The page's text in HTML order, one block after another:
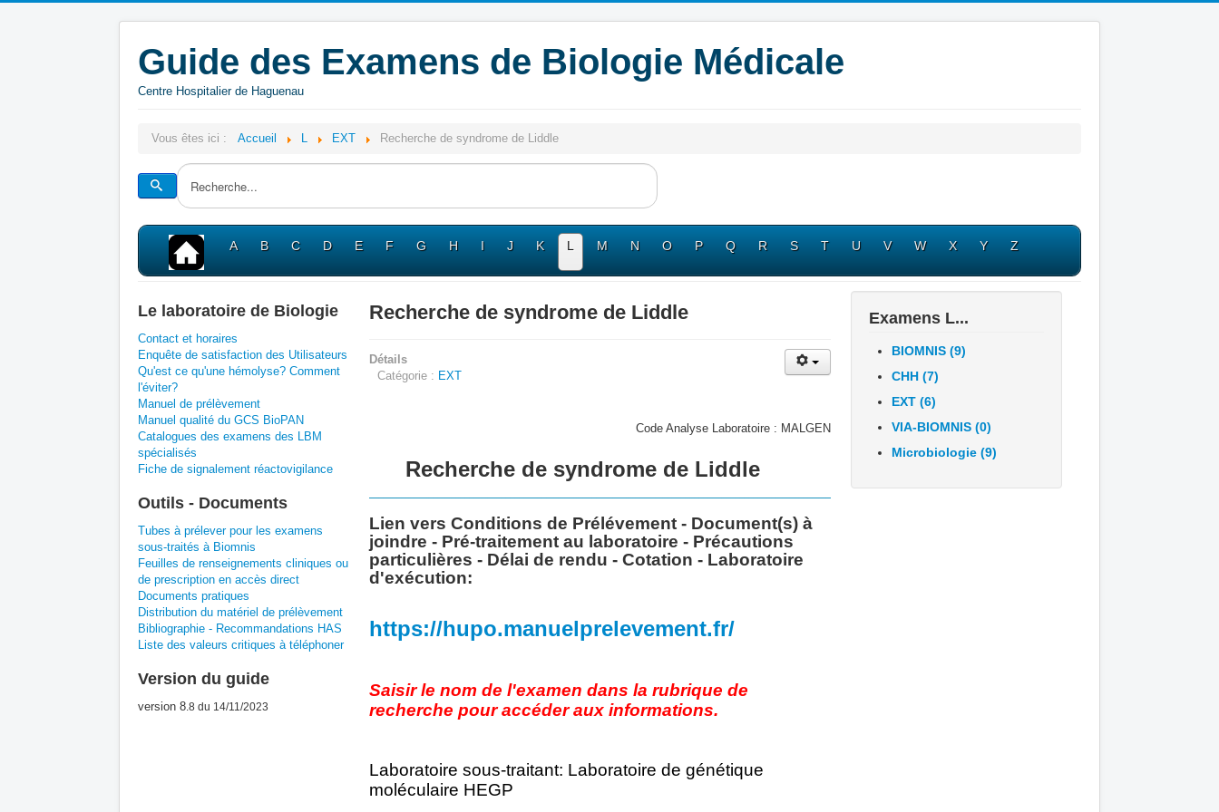
Guide des Examens de Biologie Médicale
Centre Hospitalier de Haguenau
Vous êtes ici : Accueil L EXT Recherche de syndrome de Liddle
A B C D E F G H I J K L M N O P Q R S T U V W X Y Z
Le laboratoire de Biologie
Contact et horaires
Enquête de satisfaction des Utilisateurs
Qu'est ce qu'une hémolyse? Comment
l'éviter?
Manuel de prélèvement
Manuel qualité du GCS BioPAN
Catalogues des examens des LBM
spécialisés
Fiche de signalement réactovigilance
Outils - Documents
Tubes à prélever pour les examens
sous-traités à Biomnis
Feuilles de renseignements cliniques ou
de prescription en accès direct
Documents pratiques
Distribution du matériel de prélèvement
Bibliographie - Recommandations HAS
Liste des valeurs critiques à téléphoner
Version du guide
version 8.8 du 14/11/2023
Recherche de syndrome de Liddle
Détails
Catégorie : EXT
Code Analyse Laboratoire : MALGEN
Recherche de syndrome de Liddle
Lien vers Conditions de Prélévement - Document(s) à
joindre - Pré-traitement au laboratoire - Précautions
particulières - Délai de rendu -Cotation - Laboratoire
d'exécution:
https://hupo.manuelprelevement.fr/
Saisir le nom de l'examen dans la rubrique de
recherche pour accéder aux informations.
Laboratoire sous-traitant: Laboratoire de génétique
moléculaire HEGP
Examens L...
BIOMNIS (9)
CHH (7)
EXT (6)
VIA-BIOMNIS (0)
Microbiologie (9)